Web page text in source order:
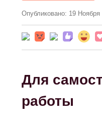
Опубликовано: 19 Ноября
Для
работы